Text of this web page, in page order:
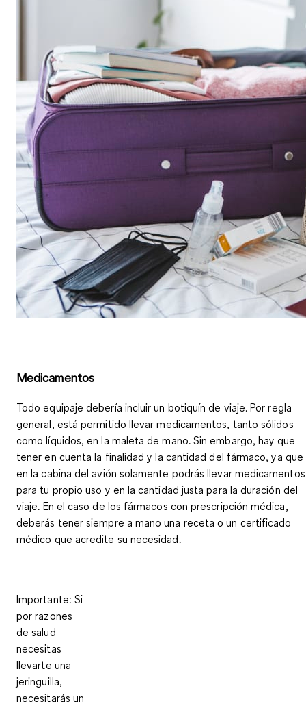
Medicamentos
Todo equipaje debería incluir un botiquín de viaje. Por regla
general, está permitido llevar medicamentos, tanto sólidos
como líquidos, en la maleta de mano. Sin embargo, hay que
tener en cuentala finalidad y la cantidad del fármaco, ya que
en la cabina del avión solamente podrás llevar medicamentos
para tu propio uso y en la cantidad justa para la duración del
viaje. En el caso de los fármacos con prescripción médica,
deberás tener siempre a mano una receta o un certificado
médico que acredite su necesidad.
Importante: Si
por razones
de salud
necesitas
llevarte una
jeringuilla,
necesitarás un